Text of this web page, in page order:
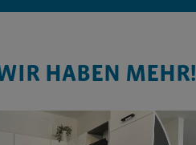
HABEN MEHR!